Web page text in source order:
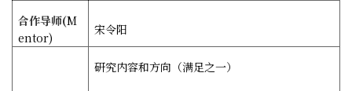
合作导师(M
entor)
宋令阳
研究内容和方向（满足之一）